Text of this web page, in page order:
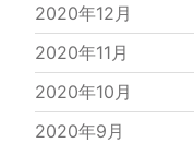
2020年12月
2020年11月
2020年10月
2020年9月